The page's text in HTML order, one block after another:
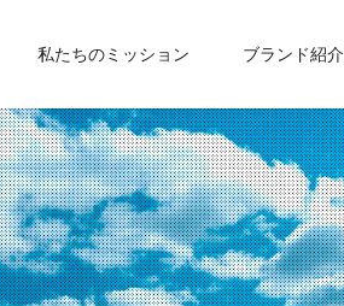
私たちのミッション ブランド紹介